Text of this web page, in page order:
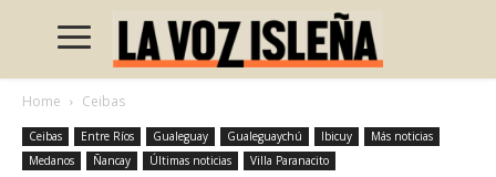
Home Ceibas
Ceibas Entre Ríos Gualeguay Gualeguaychú Ibicuy
Más noticias
Medanos
Ñancay Últimas noticias Villa Paranacito